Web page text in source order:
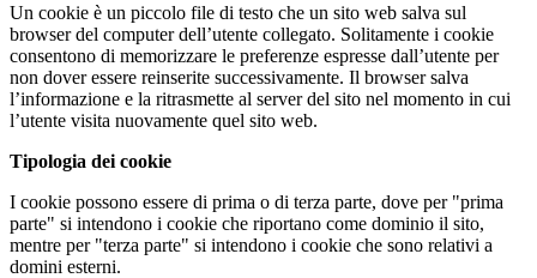
Un cookie è un piccolo file di testo che un sito web salva sul
browser del computer dell’utente collegato. Solitamente i cookie
consentono di memorizzare le preferenze espresse dall’utente per
non dover essere reinserite successivamente. Il browser salva
l’informazione e la ritrasmette al server del sito nel momento in cui
l’utente visita nuovamente quel sito web.
Tipologia dei cookie
I cookie possono essere di prima o di terza parte, dove per "prima
parte" si intendono i cookie che riportano come dominio il sito,
mentre per "terza parte" si intendono i cookie che sono relativi a
domini esterni.